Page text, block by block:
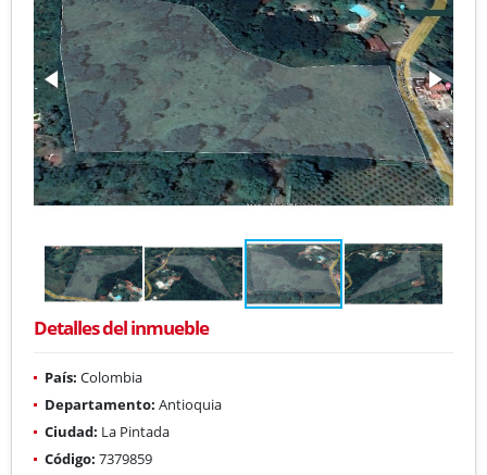
Detalles del inmueble
País: Colombia
Departamento: Antioquia
Ciudad: La Pintada
Código: 7379859